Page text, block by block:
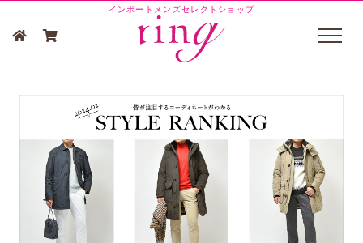
インポートメンズセレクトショップ